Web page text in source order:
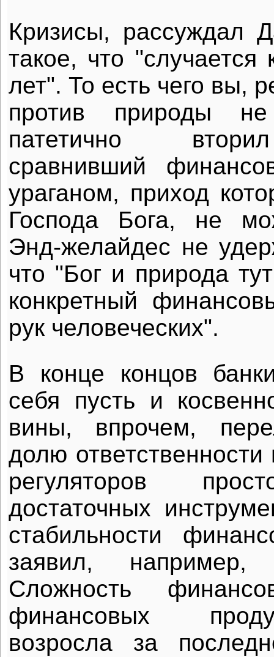
Кризисы, рассуждал
такое, что
лет". То есть чего вы,
против природы
патетично
сравнивший
ураганом, приход
Господа Бога, не
Энд-желайдес не
что "Бог и природа
конкретный
рук человеческих".
В конце концов
себя пусть и
вины, впрочем,
долю
регуляторов
достаточных
стабильности
заявил,
Сложность
финансовых
возросла за